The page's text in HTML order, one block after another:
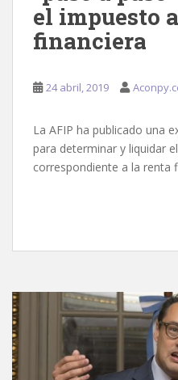
el impuesto
financiera
24 abril, 2019
La AFIP ha publicado una
para determinar y liquidar
correspondiente a la renta